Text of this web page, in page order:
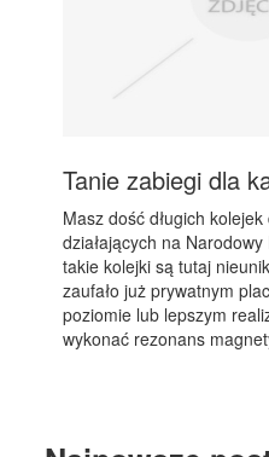
Tanie zabiegi dla
Masz dość długich
działających na
takie kolejki są tutaj
zaufało już prywatnym
poziomie lub lepszym
wykonać rezonans